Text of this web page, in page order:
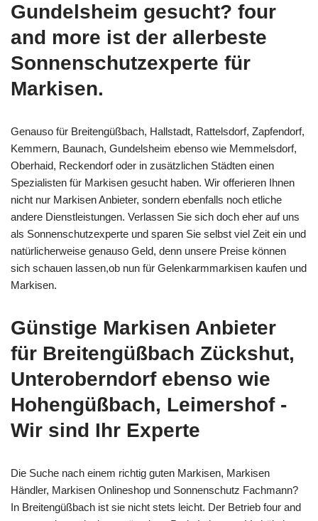
Gundelsheim gesucht? four
and more ist der allerbeste
Sonnenschutzexperte für
Markisen.
Genauso für Breitengüßbach, Hallstadt, Rattelsdorf, Zapfendorf,
Kemmern, Baunach, Gundelsheim ebenso wie Memmelsdorf,
Oberhaid, Reckendorf oder in zusätzlichen Städten einen
Spezialisten für Markisen gesucht haben. Wir offerieren Ihnen
nicht nur Markisen Anbieter, sondern ebenfalls noch etliche
andere Dienstleistungen. Verlassen Sie sich doch eher auf uns
als Sonnenschutzexperte und sparen Sie selbst viel Zeit ein und
natürlicherweise genauso Geld, denn unsere Preise können
sich schauen lassen,ob nun für Gelenkarmmarkisen kaufen und
Markisen.
Günstige Markisen Anbieter
für Breitengüßbach Zückshut,
Unteroberndorf ebenso wie
Hohengüßbach, Leimershof -
Wir sind Ihr Experte
Die Suche nach einem richtig guten Markisen, Markisen
Händler, Markisen Onlineshop und Sonnenschutz Fachmann?
In Breitengüßbach ist sie nicht stets leicht. Der Betrieb four and